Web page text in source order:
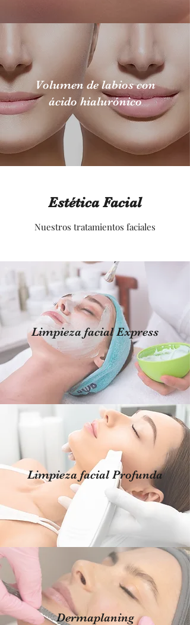
Volumen de labios con
ácido hialurónico
Estética Facial
Nuestros tratamientos faciales
Limpieza facial Express
Limpieza facial Profunda
Dermaplaning